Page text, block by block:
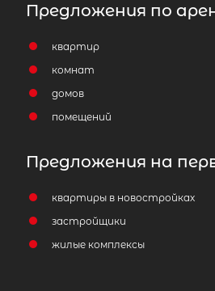
Предложения по
квартир
комнат
домов
помещений
Предложения на
квартиры в новостройках
застройщики
жилые комплексы